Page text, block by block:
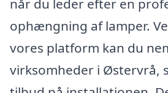
ophængning af lamper.
vores platform kan du
virksomheder i Østervrå,